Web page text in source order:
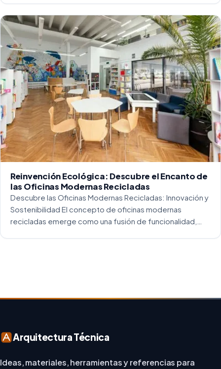
Reinvención Ecológica: Descubre el Encanto de
las Oficinas Modernas Recicladas
Descubre las Oficinas Modernas Recicladas: Innovación y
Sostenibilidad El concepto de oficinas modernas
recicladas emerge como una fusión de funcionalidad,
Arquitectura Técnica
Ideas, materiales, herramientas y referencias para